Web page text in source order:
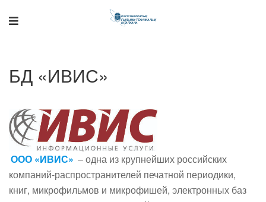
БД «ИВИС»
ООО «ИВИС» – одна из крупнейших российских
компаний-распространителей печатной периодики,
книг, микрофильмов и микрофишей, электронных баз
Онлайн-помощник